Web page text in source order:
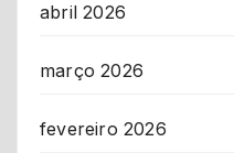
abril 2026
março 2026
fevereiro 2026